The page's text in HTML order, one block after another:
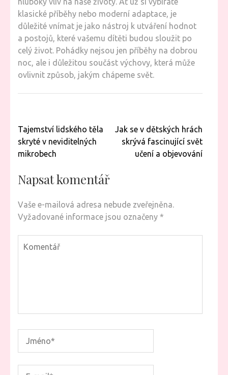
klasické příběhy nebo moderní adaptace, je
důležité vnímat je jako nástroj k utváření hodnot
a postojů, které vašemu dítěti budou sloužit po
celý život. Pohádky nejsou jen příběhy na dobrou
noc, ale i důležitou součást výchovy, která může
ovlivnit způsob, jakým chápeme svět.
Navigace
pro
příspěvek
Tajemství lidského těla
skryté v neviditelných
mikrobech
Jak se v dětských hrách
skrývá fascinující svět
učení a objevování
Napsat komentář
Vaše e-mailová adresa nebude zveřejněna.
Vyžadované informace jsou označeny *